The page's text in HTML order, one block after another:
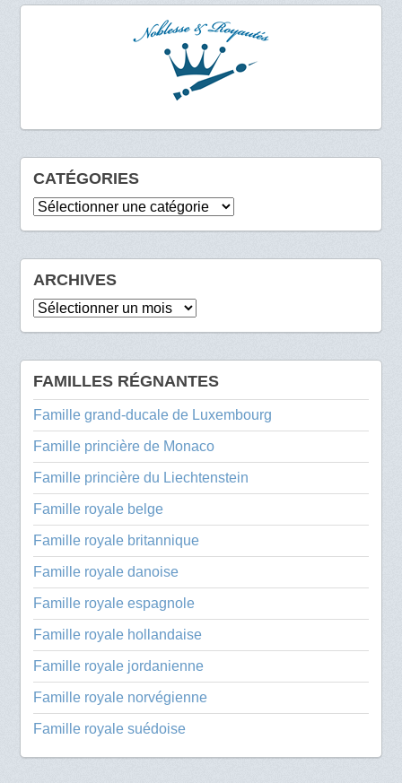
CATÉGORIES
Catégories
ARCHIVES
Archives
FAMILLES RÉGNANTES
Famille grand-ducale de Luxembourg
Famille princière de Monaco
Famille princière du Liechtenstein
Famille royale belge
Famille royale britannique
Famille royale danoise
Famille royale espagnole
Famille royale hollandaise
Famille royale jordanienne
Famille royale norvégienne
Famille royale suédoise